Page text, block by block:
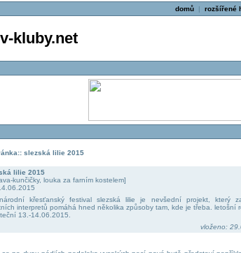
domů| rozšířené
kluby.net
slezská lilie 2015
lilie 2015
kunčičky, louka za farním kostelem]
křesťanský festival slezská lilie je nevšední projekt, který
interpretů pomáhá hned několika způsoby tam, kde je třeba. letošní
13.-14.06.2015.
vloženo: